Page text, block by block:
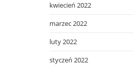
kwiecień 2022
marzec 2022
luty 2022
styczeń 2022